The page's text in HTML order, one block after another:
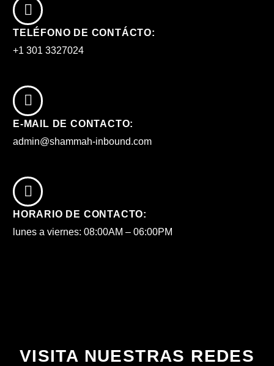
TELÉFONO DE CONTÁCTO:
+1 301 3327024
E-MAIL DE CONTACTO:
admin@shammah-inbound.com
HORARIO DE CONTACTO:
lunes a viernes: 08:00AM – 06:00PM
VISITA NUESTRAS REDES